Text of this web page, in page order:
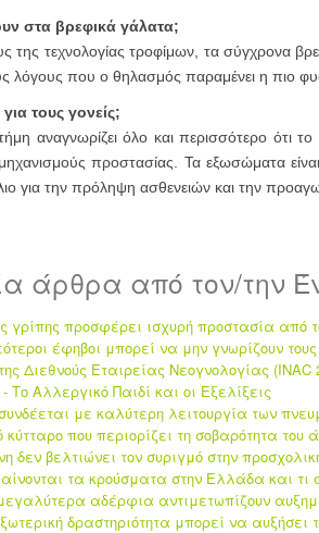
στα βρεφικά γάλατα;
της τεχνολογίας τροφίμων, τα σύγχρονα
λόγους που ο θηλασμός παραμένει η πιο
τους γονείς;
αναγνωρίζει όλο και περισσότερο ότι
προστασίας. Τα εξωσώματα
για την πρόληψη ασθενειών και την
άρθρα από τον/την
γρίπης προσφέρει ισχυρή προστασία από
έφηβοι μπορεί να μην γνωρίζουν
Διεθνούς Εταιρείας Νεογνολογίας (INAC
Το Αλλεργικό Παιδί και οι Eξελίξεις
με καλύτερη λειτουργία των
κύτταρο που περιορίζει τη σοβαρότητα του
δεν βελτιώνει τον συριγμό στην
τα κρούσματα στην Ελλάδα και τι
αδέρφια αντιμετωπίζουν
δραστηριότητα μπορεί να